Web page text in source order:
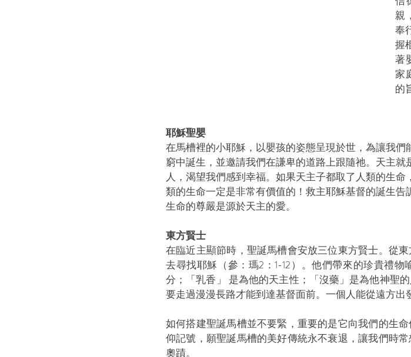
親
奉
握
著
家
的
耶穌聖嬰
在馬槽裡的小耶穌，以嬰孩的姿態呈現於世，為讓我
窮中誕生，並邀請我們在謙卑的道路上跟隨祂。天主
人，渴望我們感到幸福。如果天主子都取了人類的生
類的生命一定是非常有價值的！救主耶穌基督的誕生
生命的尊嚴是源於天主的愛。
東方賢士
在臨近主顯節時，聖誕馬槽會安放三位東方賢士。從
去尋找耶穌（參：瑪2：1-12）。他們帶來的珍貴禮
分；「乳香」 是為他的天主性；「沒藥」是為他神聖
要走過漫漫長路才能到達基督面前。一個人能從遠方出
如何搭建聖誕馬槽並不要緊，重要的是它向我們的生
仰記號，願聖誕馬槽的美好傳統永不衰退，讓我們時
奧蹟。